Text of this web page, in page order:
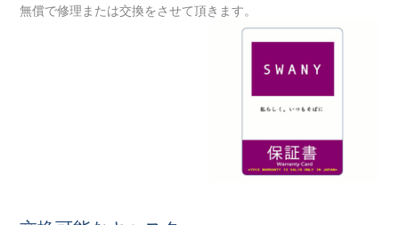
無償で修理または交換をさせて頂きます。